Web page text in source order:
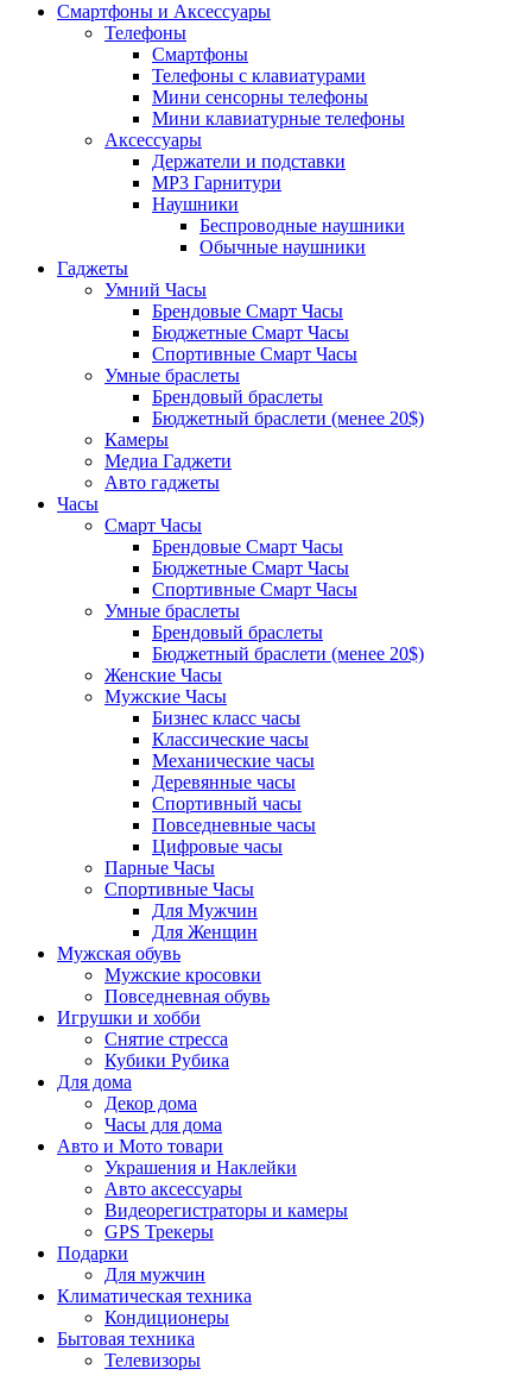
Смартфоны и Аксессуары
Телефоны
Смартфоны
Телефоны с клавиатурами
Мини сенсорны телефоны
Мини клавиатурные телефоны
Аксессуары
Держатели и подставки
MP3 Гарнитури
Наушники
Беспроводные наушники
Обычные наушники
Гаджеты
Умний Часы
Брендовые Смарт Часы
Бюджетные Смарт Часы
Спортивные Смарт Часы
Умные браслеты
Брендовый браслеты
Бюджетный браслети (менее 20$)
Камеры
Медиа Гаджети
Авто гаджеты
Часы
Смарт Часы
Брендовые Смарт Часы
Бюджетные Смарт Часы
Спортивные Смарт Часы
Умные браслеты
Брендовый браслеты
Бюджетный браслети (менее 20$)
Женские Часы
Мужские Часы
Бизнес класс часы
Классические часы
Механические часы
Деревянные часы
Спортивный часы
Повседневные часы
Цифровые часы
Парные Часы
Спортивные Часы
Для Мужчин
Для Женщин
Мужская обувь
Мужские кросовки
Повседневная обувь
Игрушки и хобби
Снятие стресса
Кубики Рубика
Для дома
Декор дома
Часы для дома
Авто и Мото товари
Украшения и Наклейки
Авто аксессуары
Видеорегистраторы и камеры
GPS Трекеры
Подарки
Для мужчин
Климатическая техника
Кондиционеры
Бытовая техника
Телевизоры